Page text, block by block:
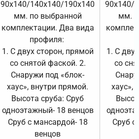
90х140/140х140/190х140
мм. по выбранной
комплектации. Два вида
профиля:
1. С двух сторон, прямой
со снятой фаской. 2.
Снаружи под «блок-
хаус», внутри прямой.
Высота сруба: Сруб
одноэтажный- 18 венцов
Сруб с мансардой- 18
венцов
90х140/
мм.
1. С
со
хаус»,
Сруб с